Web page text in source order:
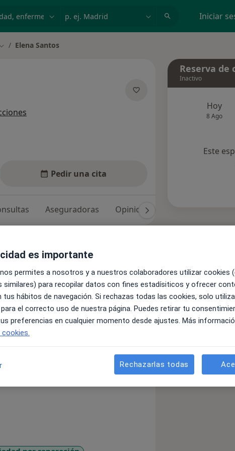
Iniciar
de ciudad
Elena Santos
Pedir una cita
Aseguradoras Opiniones (33)
la atención a niños, adolescentes y
Infantojuvenil, y formación
intervención en trastornos del
a padres.
adaptando cada
y su etapa vital. Acompaño
miedos, problemas de
relaciones familiares o duelos, tanto
el trabajo individual con la
fluida para favorecer
realizo reeducación
o dificultades de aprendizaje.
seguro y cercano, donde cada
y acompañada a su ritmo.
Reserva de
Inactivo
Hoy
8 Ago
Este
es importante
permites a nosotros y a nuestros colaboradores utilizar cookies
similares) para recopilar datos con fines estadísiticos y ofrecer
tus hábitos de navegación. Si rechazas todas las cookies, solo
el correcto uso de nuestra página. Puedes retirar tu
preferencias en cualquier momento desde ajustes. Más
Rechazarlas todas